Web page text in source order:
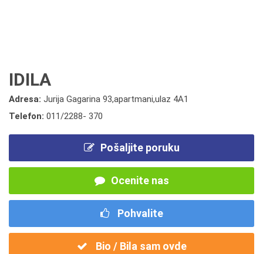
IDILA
Adresa: Jurija Gagarina 93,apartmani,ulaz 4A1
Telefon: 011/2288- 370
Pošaljite poruku
Ocenite nas
Pohvalite
Bio / Bila sam ovde